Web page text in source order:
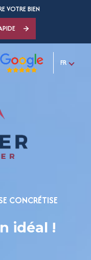
VOTRE BIEN
FR
CONCRÉTISE
idéal !